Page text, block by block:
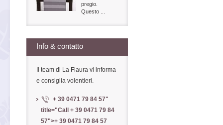
pregio.
Questo ...
Info & contatto
Il team di La Flaura vi informa
e consiglia volentieri.
+ 39 0471 79 84 57"
title="Call + 39 0471 79 84
57">+ 39 0471 79 84 57